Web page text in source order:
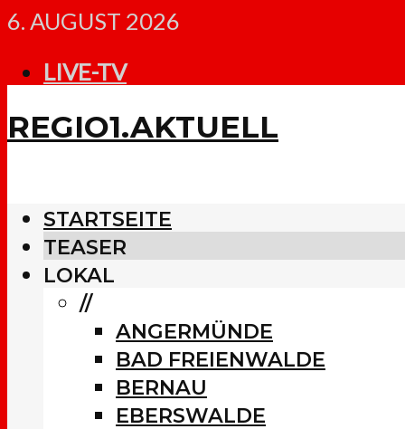
6. AUGUST 2026
LIVE-TV
REGIO1.AKTUELL
STARTSEITE
TEASER
LOKAL
//
ANGERMÜNDE
BAD FREIENWALDE
BERNAU
EBERSWALDE